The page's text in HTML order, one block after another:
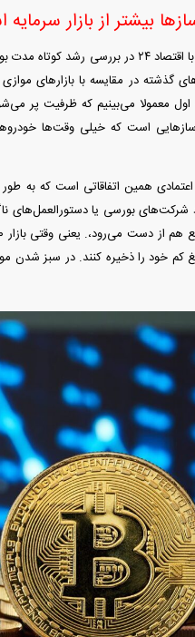
بیشتر از بازار
رحمان رحیمی در گفتگو با اقتصاد ۲۴
گذشته در مقایسه با بازار‌های
معمولا می‌بینیم که ظرفیت پر
است که خیلی وقت‌ها خودرو‌ها
همین اتفاقاتی است که به
خود را ذخیره کنند. در سبز شدن